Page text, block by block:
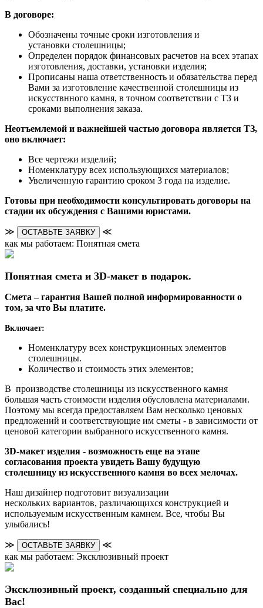
В договоре:
Обозначены точные сроки изготовления и
установки столешницы;
Определен порядок финансовых расчетов на всех этапах
изготовления, доставки, установки изделия;
Прописаны наша ответственность и обязательства перед
Вами за изготовление качественной столешницы из
искусствнного камня, в точном соответствии с ТЗ и
сроками выполнения заказа.
Неотъемлемой и важнейшей частью договора является ТЗ,
оно включает:
Все чертежи изделий;
Номенклатуру всех использующихся материалов;
Увеличенную гарантию сроком 3 года на изделие.
Готовы при необходимости консультировать договоры на
стадии их обсуждения с Вашими юристами.
≫ ОСТАВЬТЕ ЗАЯВКУ
≪
как мы работаем: Понятная смета
Понятная смета и 3D-макет в подарок.
Смета – гарантия Вашей полной информированности о
том, за что Вы платите.
Включает:
Номенклатуру всех конструкционных элементов
столешницы.
Количество и стоимость этих элементов;
В производстве столешницы из искусственного камня
большая часть стоимости изделия обусловлена материалами.
Поэтому мы всегда предоставляем Вам несколько ценовых
предложений и соответствующие им сметы - в зависимости от
ценовой категории выбранного искусственного камня.
3D-макет изделия - возможность еще на этапе
согласования проекта увидеть Вашу будущую
столешницу из искусственного камня во всех мелочах.
Наш дизайнер подготовит визуализации
нескольких вариантов, различающихся конструкцией и
используемым искусственным камнем. Все, чтобы Вы
улыбались!
≫ ОСТАВЬТЕ ЗАЯВКУ
≪
как мы работаем: Эксклюзивный проект
Эксклюзивный проект, созданный специально для
Вас!